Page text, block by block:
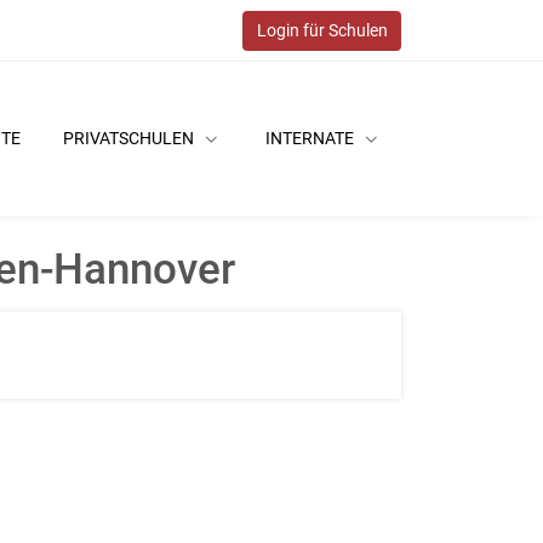
Login für Schulen
PRIVATSCHULEN INTERNATE
Hannover